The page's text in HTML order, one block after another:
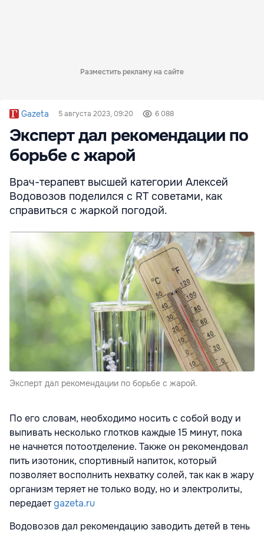
Разместить рекламу на сайте
Gazeta 5 августа 2023, 09:20 6 088
Эксперт дал рекомендации по
борьбе с жарой
Врач-терапевт высшей категории Алексей
Водовозов поделился с RT советами, как
справиться с жаркой погодой.
Эксперт дал рекомендации по борьбе с жарой.
По его словам, необходимо носить с собой воду и
выпивать несколько глотков каждые 15 минут, пока
не начнется потоотделение. Также он рекомендовал
пить изотоник, спортивный напиток, который
позволяет восполнить нехватку солей, так как в жару
организм теряет не только воду, но и электролиты,
передаетgazeta.ru
Водовозов дал рекомендацию заводить детей в тень